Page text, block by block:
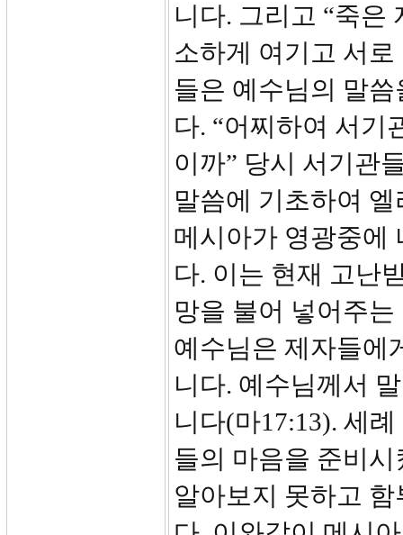
니다. 그리고 “죽은
소하게 여기고 서
들은 예수님의 말
다. “어찌하여 서기
이까” 당시 서기관
말씀에 기초하여
메시아가 영광중에
다. 이는 현재 고난
망을 불어 넣어주
예수님은 제자들에
니다. 예수님께서
니다(마17:13). 세
들의 마음을 준비
알아보지 못하고